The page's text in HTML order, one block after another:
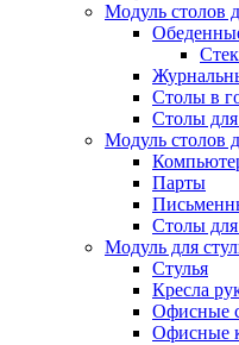
Модуль столов
Столы в
Столы
Модуль столов
Парты
Столы для
Модуль для
Стулья
Кресла
Офисные
Офисные